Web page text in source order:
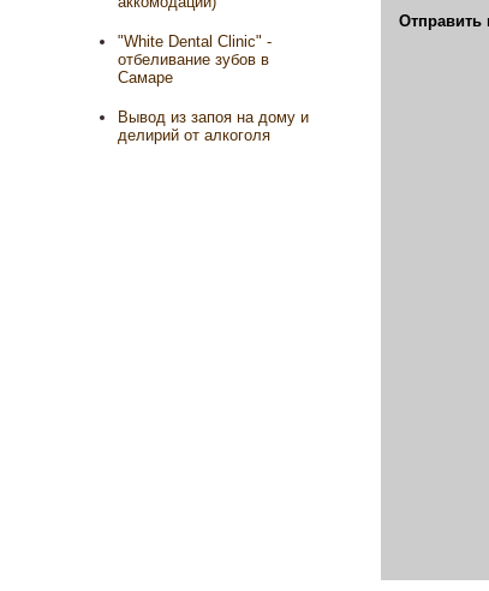
Отправить
"White Dental Clinic" -
отбеливание зубов в
Самаре
Вывод из запоя на дому и
делирий от алкоголя